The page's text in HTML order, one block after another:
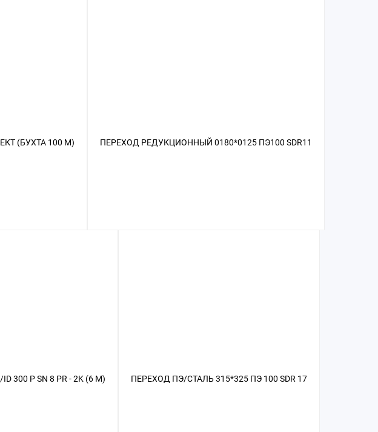
(БУХТА 100 М) ПЕРЕХОД РЕДУКЦИОННЫЙ 0180*0125 ПЭ100 SDR11
300 Р SN 8 PR - 2K (6 М) ПЕРЕХОД ПЭ/СТАЛЬ 315*325 ПЭ 100 SDR 17